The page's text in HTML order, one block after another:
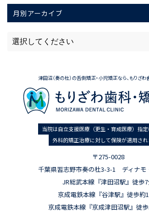
月別アーカイブ
津田沼（奏の杜）の舌側矯正・小児矯正なら、もりざ
当院は自立支援医療（更生・育成医療）指定
外科的矯正治療に対して保険が適用され
〒275-0028
千葉県習志野市奏の杜3-3-1 ディナモ
JR総武本線『津田沼駅』徒歩
京成電鉄本線『谷津駅』徒歩約
京成電鉄本線『京成津田沼駅』徒